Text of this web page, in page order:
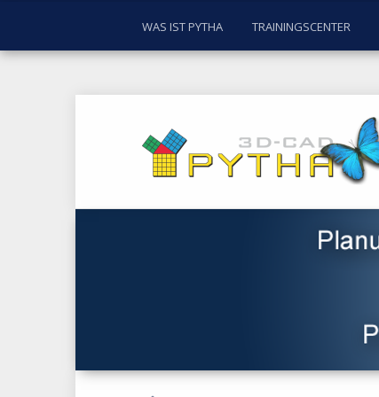
WAS IST PYTHA TRAININGSCENTER